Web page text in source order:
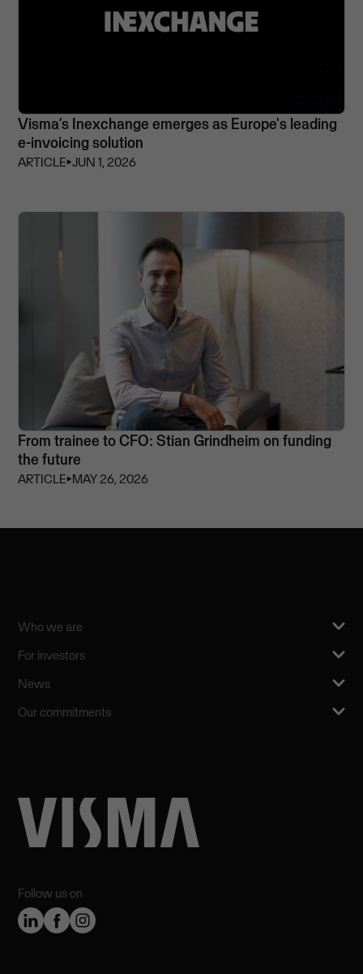
Visma’s Inexchange emerges as Europe's leading
e-invoicing solution
ARTICLE⏵JUN 1, 2026
From trainee to CFO: Stian Grindheim on funding
the future
ARTICLE⏵MAY 26, 2026
Follow us on
Who we are
For investors
News
Our commitments